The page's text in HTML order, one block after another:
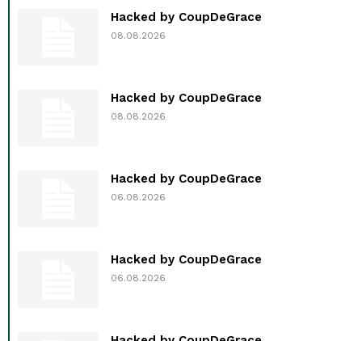
Hacked by CoupDeGrace
08.08.2026
Hacked by CoupDeGrace
08.08.2026
Hacked by CoupDeGrace
06.08.2026
Hacked by CoupDeGrace
06.08.2026